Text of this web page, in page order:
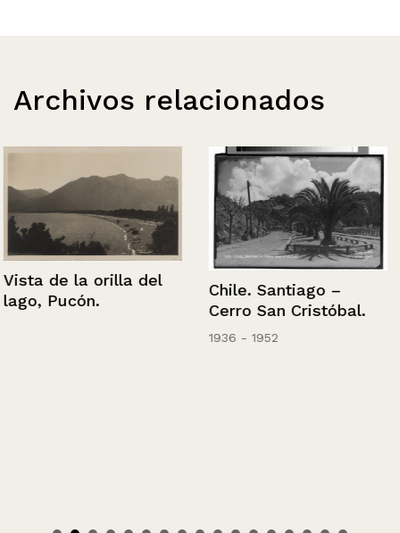
Archivos relacionados
Vista de la orilla del
lago, Pucón.
Chile. Santiago –
Cerro San Cristóbal.
1936 - 1952